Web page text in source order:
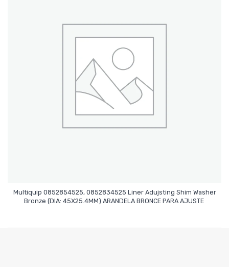
Multiquip 0852854525, 0852834525 Liner Adujsting Shim Washer
Bronze (DIA: 45X25.4MM) ARANDELA BRONCE PARA AJUSTE
Leer Más